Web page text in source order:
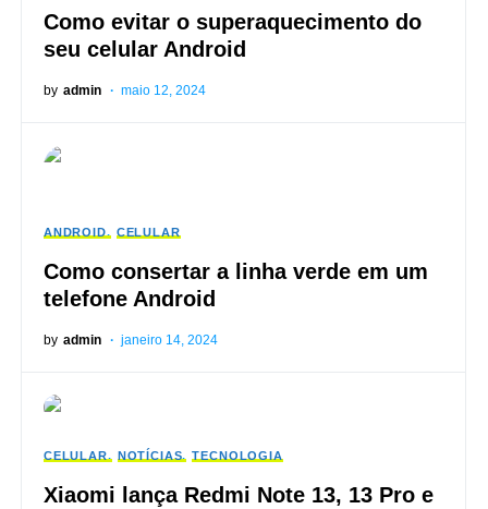
Como evitar o superaquecimento do
seu celular Android
by admin maio 12, 2024
ANDROID CELULAR
Como consertar a linha verde em um
telefone Android
by admin janeiro 14, 2024
CELULAR NOTÍCIAS TECNOLOGIA
Xiaomi lança Redmi Note 13, 13 Pro e